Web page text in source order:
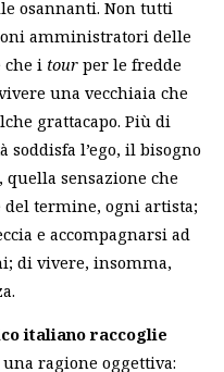
osannanti. Non tutti
amministratori delle
che i tour per le fredde
una vecchiaia che
grattacapo. Più di
soddisfa l’ego, il bisogno
sensazione che
termine, ogni artista;
e accompagnarsi ad
di vivere, insomma,
italiano raccoglie
ragione oggettiva: